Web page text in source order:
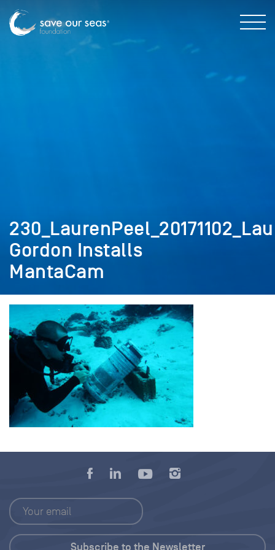
Gordon Installs
MantaCam